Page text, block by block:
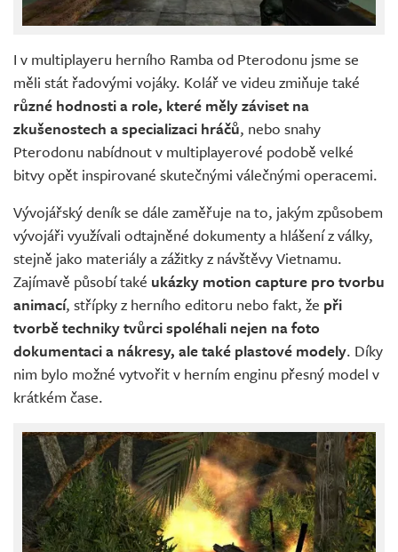
I v multiplayeru herního Ramba od Pterodonu jsme se
měli stát řadovými vojáky. Kolář ve videu zmiňuje také
různé hodnosti a role, které měly záviset na
zkušenostech a specializaci hráčů, nebo snahy
Pterodonu nabídnout v multiplayerové podobě velké
bitvy opět inspirované skutečnými válečnými operacemi.
Vývojářský deník se dále zaměřuje na to, jakým způsobem
vývojáři využívali odtajněné dokumenty a hlášení z války,
stejně jako materiály a zážitky z návštěvy Vietnamu.
Zajímavě působí také ukázky motion capture pro tvorbu
animací, střípky z herního editoru nebo fakt, že při
tvorbě techniky tvůrci spoléhali nejen na foto
dokumentaci a nákresy, ale také plastové modely. Díky
nim bylo možné vytvořit v herním enginu přesný model v
krátkém čase.